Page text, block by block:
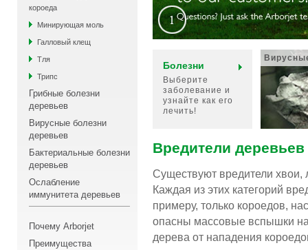
короеда
Минирующая моль
Галловый клещ
Тля
Трипс
Грибные болезни
деревьев
Вирусные болезни
деревьев
Бактериальные болезни
деревьев
Ослабление
иммунитета деревьев
Почему Arborjet
Преимущества
Болезни
Выберите
заболевание и
узнайте как его
лечить!
Вредители деревьев
Существуют вредители хвои,
Каждая из этих категорий
примеру, только короедов,
опасны массовые вспышки
дерева от нападения